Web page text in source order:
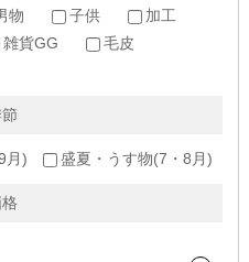
物 子供
加工
雑貨GG
毛皮
月) 盛夏・うす物(7・8月)